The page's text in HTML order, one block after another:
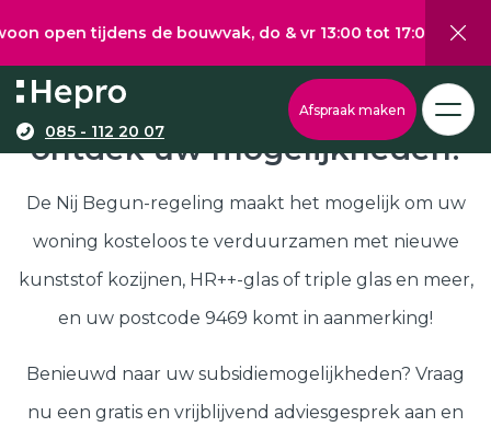
tijdens de bouwvak, do & vr 13:00 tot 17:00, za 10:00
085 - 112 20 07
Afspraak maken
Nij Begun subsidie in 9469,
ontdek uw mogelijkheden!
De Nij Begun-regeling maakt het mogelijk om uw
woning kosteloos te verduurzamen met nieuwe
kunststof kozijnen, HR++-glas of triple glas en meer,
en uw postcode 9469 komt in aanmerking!
Benieuwd naar uw subsidiemogelijkheden? Vraag
nu een gratis en vrijblijvend adviesgesprek aan en
Wat wilt u graag verduurzamen?
Via onze configurator berekent u eenvoudig een
richtprijs voor uw kunststof kozijnen, -deuren, of
schuifpuien.
Samenstellen
Deuren
Kunststof kozijnen
Kunststof deuren
Kunststof schuifpuien
Isolatie
Klantenservice
Hepro
Subsidies